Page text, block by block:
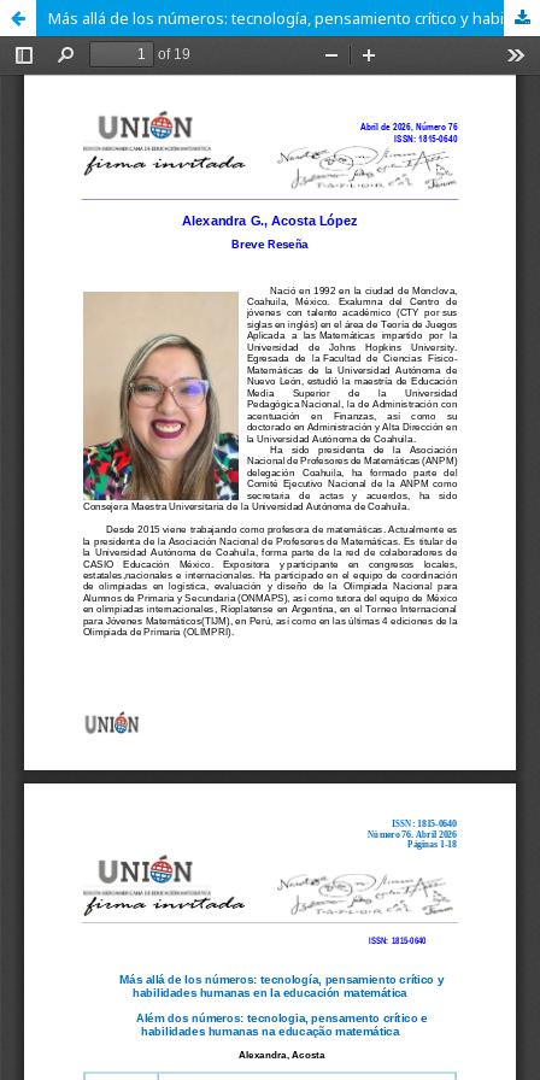
Más allá de los números: tecnología, pensamiento crítico y habilidades humanas en la educación matemática